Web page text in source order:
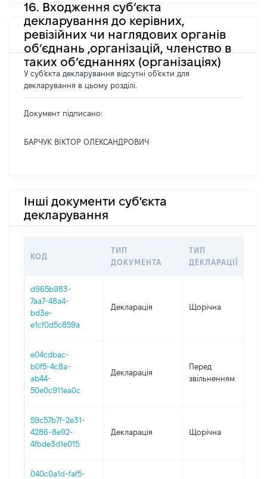
16. Входження суб’єкта
декларування до керівних,
ревізійних чи наглядових органів
об’єднань ,організацій, членство в
таких об’єднаннях (організаціях)
У суб'єкта декларування відсутні об'єкти для
декларування в цьому розділі.
Документ підписано:
БАРЧУК ВІКТОР ОЛЕКСАНДРОВИЧ
Інші документи суб'єкта
декларування
КОД
ТИП
ДОКУМЕНТА
ТИП
ДЕКЛАРАЦІЇ
d965b983-
7aa7-48a4-
bd3e-
e1cf0d5c859a
Декларація Щорічна
e04cdbac-
b0f5-4c8a-
ab44-
50e0c911ea0c
Декларація
Перед
звільненням
59c57b7f-2e31-
4286-8e92-
4fbde3d1e015
Декларація Щорічна
040c0a1d-faf5-